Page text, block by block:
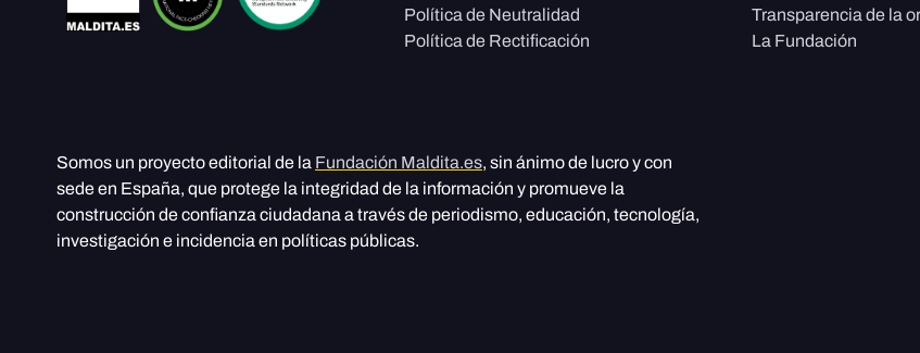
Política de Neutralidad
Política de Rectificación
Transparencia de la
La Fundación
Somos un proyecto editorial de la Fundación Maldita.es, sin ánimo de lucro y con
sede en España, que protege la integridad de la información y promueve la
construcción de confianza ciudadana a través de periodismo, educación, tecnología,
investigación e incidencia en políticas públicas.